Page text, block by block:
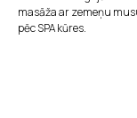
masāža ar zemeņu
pēc SPA kūres.